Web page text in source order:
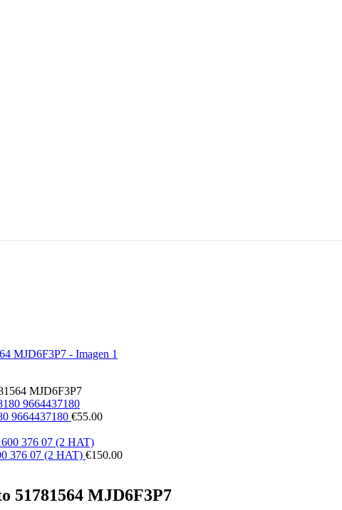
MJD6F3P7
9664437180 €55.00
376 07 (2 HAT) €150.00
51781564 MJD6F3P7